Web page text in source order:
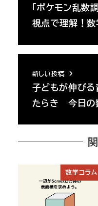
「ポケモン乱数
視点で理解！
新しい投稿
子どもが伸び
たらき 今日の
数学コラム